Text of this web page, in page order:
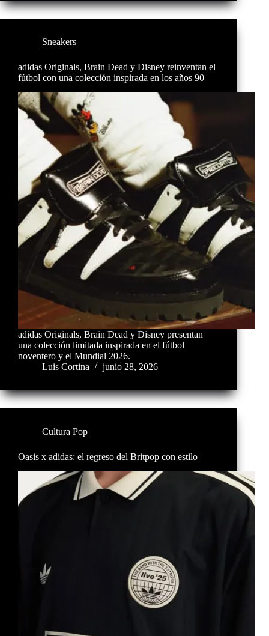
Sneakers
adidas Originals, Brain Dead y Disney reinventan el
fútbol con una colección inspirada en los años 90
adidas Originals, Brain Dead y Disney presentan
una colección limitada inspirada en el fútbol
noventero y el Mundial 2026.
Luis Cortina
junio 28, 2026
Cultura Pop
Oasis x adidas: el regreso del Britpop con estilo